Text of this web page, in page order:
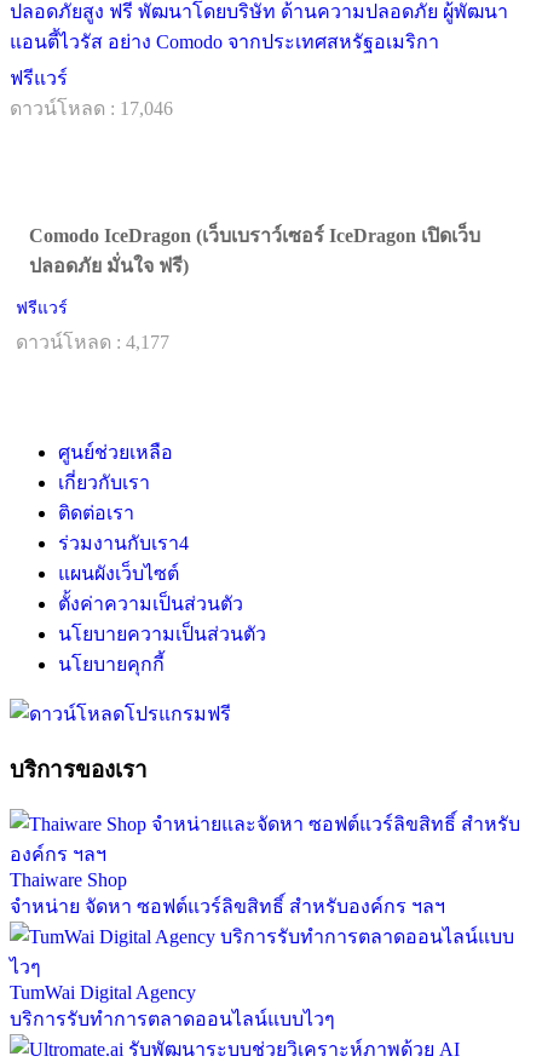
ปลอดภัยสูง ฟรี พัฒนาโดยบริษัท ด้านความปลอดภัย ผู้พัฒนา
แอนตี้ไวรัส อย่าง Comodo จากประเทศสหรัฐอเมริกา
ฟรีแวร์
ดาวน์โหลด : 17,046
Comodo IceDragon (เว็บเบราว์เซอร์ IceDragon เปิดเว็บ
ปลอดภัย มั่นใจ ฟรี)
ฟรีแวร์
ดาวน์โหลด : 4,177
ศูนย์ช่วยเหลือ
เกี่ยวกับเรา
ติดต่อเรา
ร่วมงานกับเรา4
แผนผังเว็บไซต์
ตั้งค่าความเป็นส่วนตัว
นโยบายความเป็นส่วนตัว
นโยบายคุกกี้
บริการของเรา
Thaiware Shop
จำหน่าย จัดหา ซอฟต์แวร์ลิขสิทธิ์ สำหรับองค์กร ฯลฯ
TumWai Digital Agency
บริการรับทำการตลาดออนไลน์แบบไวๆ